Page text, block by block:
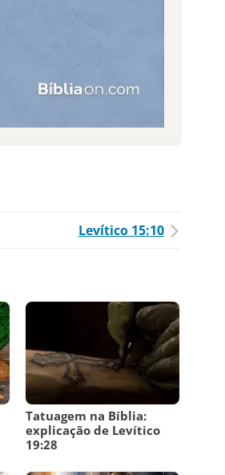
Levítico 15:10
Tatuagem na Bíblia:
explicação de Levítico
19:28